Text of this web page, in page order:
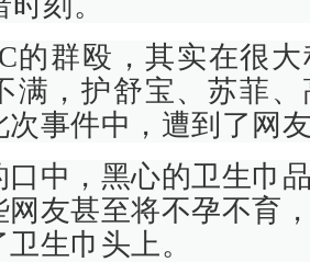
的群殴，其实在很
满，护舒宝、苏菲
次事件中，遭到了网
中，黑心的卫生巾
网友甚至将不孕不育
生巾头上。